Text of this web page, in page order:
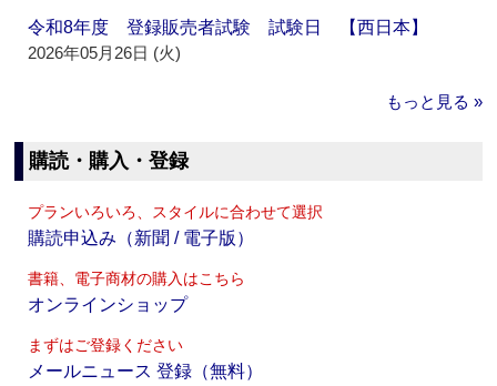
令和8年度 登録販売者試験 試験日 【西日本】
2026年05月26日 (火)
もっと見る »
購読・購入・登録
プランいろいろ、スタイルに合わせて選択
購読申込み（新聞 / 電子版）
書籍、電子商材の購入はこちら
オンラインショップ
まずはご登録ください
メールニュース 登録（無料）